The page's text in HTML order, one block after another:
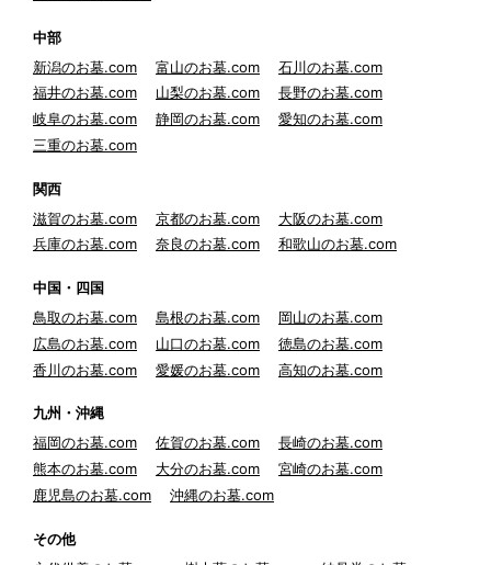
中部
新潟のお墓.com
富山のお墓.com
石川のお墓.com
福井のお墓.com
山梨のお墓.com
長野のお墓.com
岐阜のお墓.com
静岡のお墓.com
愛知のお墓.com
三重のお墓.com
関西
滋賀のお墓.com
京都のお墓.com
大阪のお墓.com
兵庫のお墓.com
奈良のお墓.com 和歌山のお墓.com
中国・四国
鳥取のお墓.com
島根のお墓.com
岡山のお墓.com
広島のお墓.com
山口のお墓.com
徳島のお墓.com
香川のお墓.com
愛媛のお墓.com 高知のお墓.com
九州・沖縄
福岡のお墓.com
佐賀のお墓.com
長崎のお墓.com
熊本のお墓.com
大分のお墓.com
宮崎のお墓.com
鹿児島のお墓.com
沖縄のお墓.com
その他